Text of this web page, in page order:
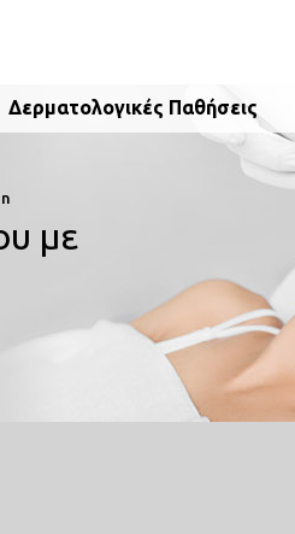
Δερματολογικές Παθήσεις
με